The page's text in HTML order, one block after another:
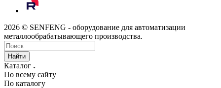
2026 © SENFENG - оборудование для автоматизации
металлообрабатывающего производства.
Найти
Каталог
По всему сайту
По каталогу